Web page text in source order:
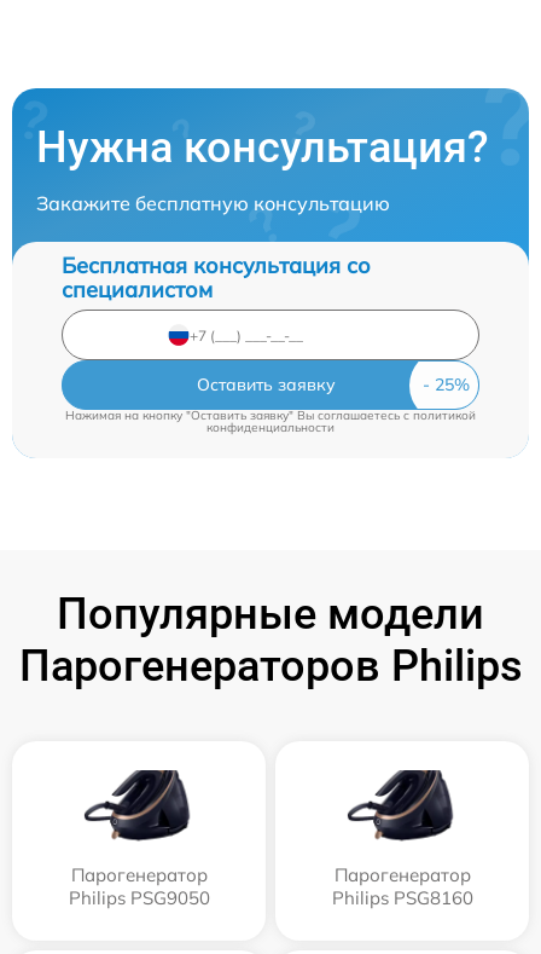
Нужна консультация?
Закажите бесплатную консультацию
Бесплатная консультация со
специалистом
Оставить заявку
Нажимая на кнопку "Оставить заявку" Вы соглашаетесь c политикой
конфиденциальности
Популярные модели
Парогенераторов Philips
Парогенератор
Philips PSG9050
Парогенератор
Philips PSG8160